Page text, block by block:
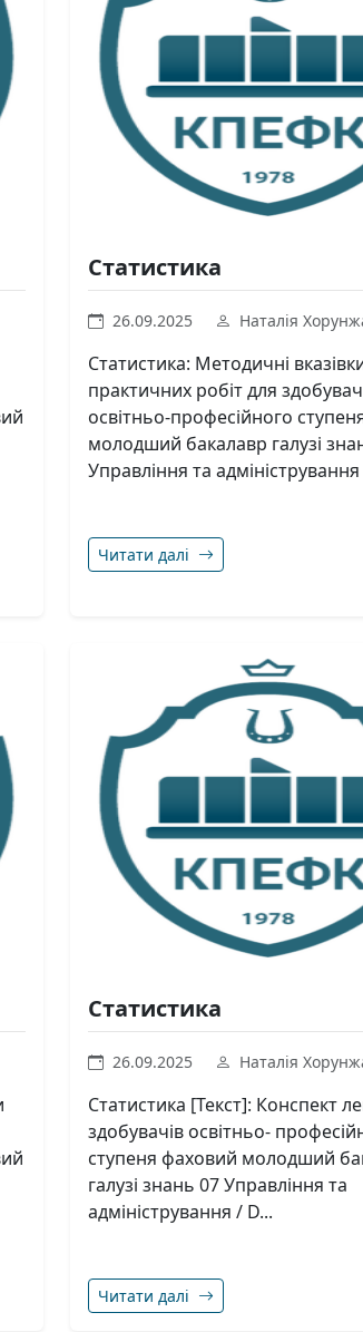
Статистика
26.09.2025 Наталія
Статистика: Методичні
практичних робіт для
освітньо-професійного
молодший бакалавр галузі
Управління та
Читати далі
Статистика
26.09.2025 Наталія
Статистика [Текст]: Конспект
здобувачів освітньо-
ступеня фаховий молодший
галузі знань 07 Управління та
адміністрування / D...
Читати далі